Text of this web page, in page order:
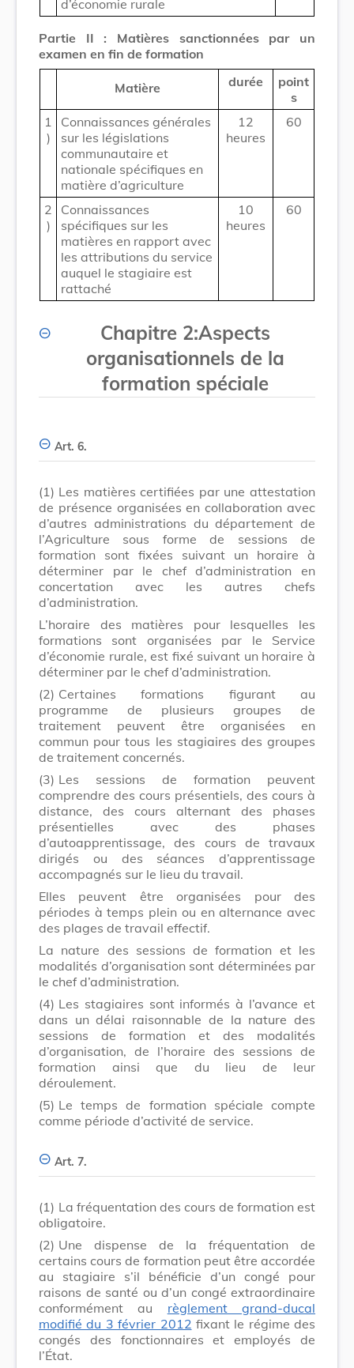
d’économie rurale
Partie II : Matières sanctionnées par un
examen en fin de formation
Matière durée
point
s
1
)
Connaissances générales
sur les législations
communautaire et
nationale spécifiques en
matière d’agriculture
12
heures
60
2
)
Connaissances
spécifiques sur les
matières en rapport avec
les attributions du service
auquel le stagiaire est
rattaché
10
heures
60
Chapitre 2:Aspects
organisationnels de la
formation spéciale
Art. 6.
(1) Les matières certifiées par une attestation
de présence organisées en collaboration avec
d’autres administrations du département de
l’Agriculture sous forme de sessions de
formation sont fixées suivant un horaire à
déterminer par le chef d’administration en
concertation avec les autres chefs
d’administration.
L’horaire des matières pour lesquelles les
formations sont organisées par le Service
d’économie rurale, est fixé suivant un horaire à
déterminer par le chef d’administration.
(2) Certaines formations figurant au
programme de plusieurs groupes de
traitement peuvent être organisées en
commun pour tous les stagiaires des groupes
de traitement concernés.
(3) Les sessions de formation peuvent
comprendre des cours présentiels, des cours à
distance, des cours alternant des phases
présentielles avec des phases
d’autoapprentissage, des cours de travaux
dirigés ou des séances d’apprentissage
accompagnés sur le lieu du travail.
Elles peuvent être organisées pour des
périodes à temps plein ou en alternance avec
des plages de travail effectif.
La nature des sessions de formation et les
modalités d’organisation sont déterminées par
le chef d’administration.
(4) Les stagiaires sont informés à l’avance et
dans un délai raisonnable de la nature des
sessions de formation et des modalités
d’organisation, de l’horaire des sessions de
formation ainsi que du lieu de leur
déroulement.
(5) Le temps de formation spéciale compte
comme période d’activité de service.
Art. 7.
(1) La fréquentation des cours de formation est
obligatoire.
(2) Une dispense de la fréquentation de
certains cours de formation peut être accordée
au stagiaire s’il bénéficie d’un congé pour
raisons de santé ou d’un congé extraordinaire
conformément au règlement grand-ducal
modifié du 3 février 2012 fixant le régime des
congés des fonctionnaires et employés de
l’État.